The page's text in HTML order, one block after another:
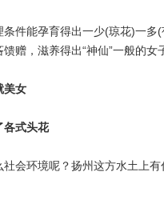
能孕育得出一少(琼花)一多(
赠，滋养得出“神仙”一般的女
美女
各式头花
环境呢？扬州这方水土上有